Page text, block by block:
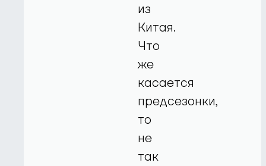
из
Китая.
Что
же
касается
предсезонки,
то
не
так